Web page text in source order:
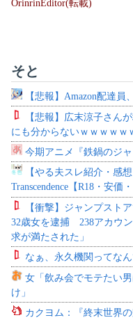
OrinrinEditor(転載)
そと
【悲報】Amazon配達員
【悲報】広末涼子さん
にも分からないｗｗｗｗｗ
今期アニメ『鉄鍋のジ
【やる夫スレ紹介・感
Transcendence【R18・安価
【衝撃】ジャンプスト
32歳女を逮捕 238アカウ
求が満たされた」
なぁ、永久機関ってな
女「飲み会でモテたい
け」
カクヨム：『終末世界